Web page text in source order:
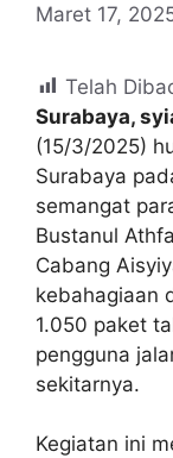
Maret 17,
Telah
Surabaya,
(15/3/2025)
Surabaya
semangat
Bustanul
Cabang
kebahagiaan
1.050 paket
pengguna
sekitarnya.
Kegiatan ini